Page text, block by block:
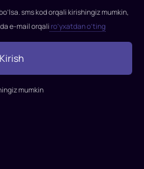
sms kod orqali kirishingiz mumkin,
e-mail orqali ro’yxatdan o’ting
Kirish
mumkin